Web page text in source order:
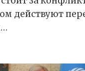
действуют